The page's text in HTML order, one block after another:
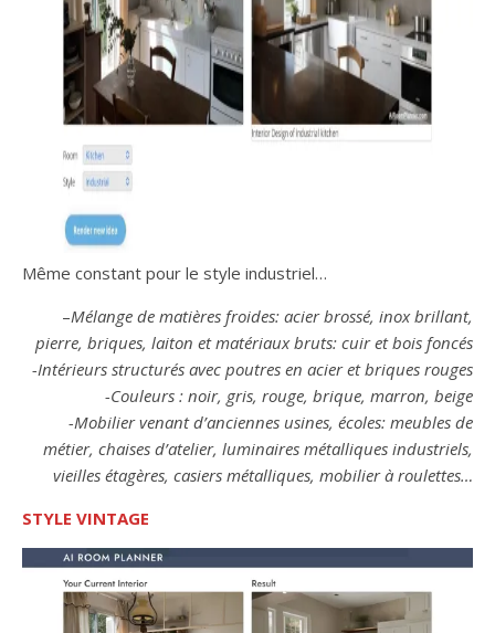
Même constant pour le style industriel…
–Mélange de matières froides: acier brossé, inox brillant,
pierre, briques, laiton et matériaux bruts: cuir et bois foncés
-Intérieurs structurés avec poutres en acier et briques rouges
-Couleurs : noir, gris, rouge, brique, marron, beige
-Mobilier venant d’anciennes usines, écoles: meubles de
métier, chaises d’atelier, luminaires métalliques industriels,
vieilles étagères, casiers métalliques, mobilier à roulettes…
STYLE VINTAGE